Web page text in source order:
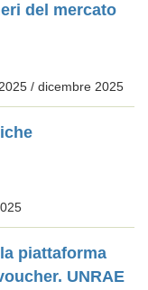
del mercato
/ dicembre 2025
piattaforma
UNRAE